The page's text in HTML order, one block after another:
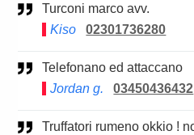
Turconi marco avv.
Kiso
02301736280
Telefonano ed attaccano
Jordan g.
03450436432
Truffatori rumeno okkio ! non ripondete ne